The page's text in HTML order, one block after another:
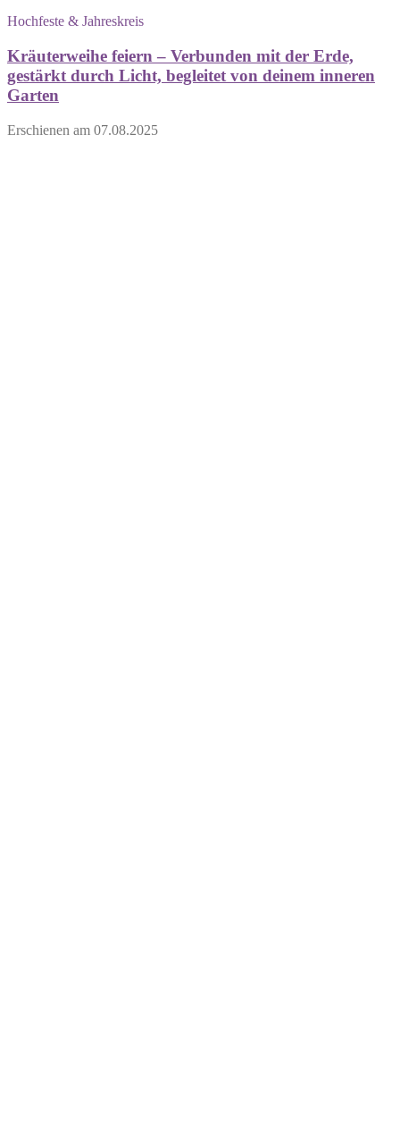
Hochfeste & Jahreskreis
Kräuterweihe feiern – Verbunden mit der Erde,
gestärkt durch Licht, begleitet von deinem inneren
Garten
Erschienen am 07.08.2025